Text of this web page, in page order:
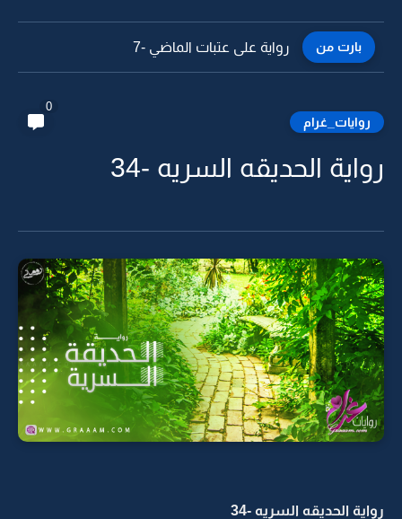
بارت من رواية على عتبات الماضي -6
روايات_غرام
0
رواية الحديقه السريه -34
رواية الحديقه السريه -34